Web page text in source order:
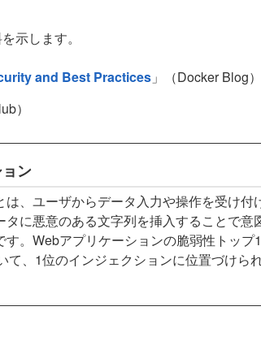
示します。
and Best Practices 」（Docker Blog）
）
ン
、ユーザからデータ入力や操作を受け付
に悪意のある文字列を挿入することで意
。Webアプリケーションの脆弱性トップ
て、1位のインジェクションに位置づけら